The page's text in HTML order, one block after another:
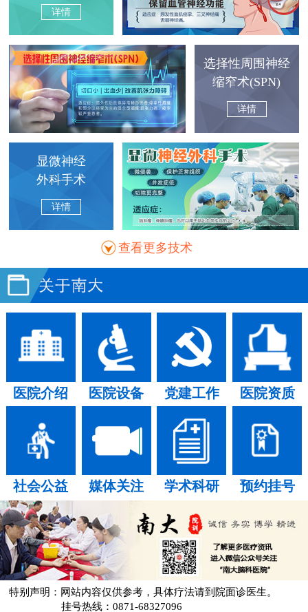
详情
选择性周围神经
缩窄术(SPN)
详情
显微神经
外科手术
详情
查看更多技术
医院介绍 医院设备 党建工作 医院资质
社会公益 媒体关注 学术科研 预约挂号
特别声明：网站内容仅供参考，具体疗法请到院面诊医生。
挂号热线：0871-68327096